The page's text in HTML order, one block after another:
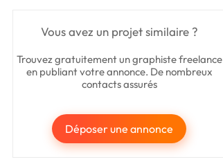
Vous avez un projet similaire ?
Trouvez gratuitement un graphiste freelance
en publiant votre annonce. De nombreux
contacts assurés
Déposer une annonce